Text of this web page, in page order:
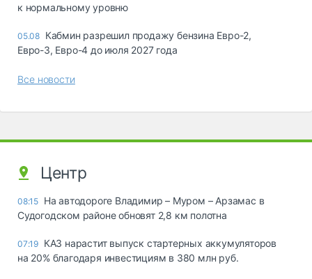
к нормальному уровню
05.08 Кабмин разрешил продажу бензина Евро-2,
Евро-3, Евро-4 до июля 2027 года
Все новости
Центр
08:15 На автодороге Владимир – Муром – Арзамас в
Судогодском районе обновят 2,8 км полотна
07:19 КАЗ нарастит выпуск стартерных аккумуляторов
на 20% благодаря инвестициям в 380 млн руб.